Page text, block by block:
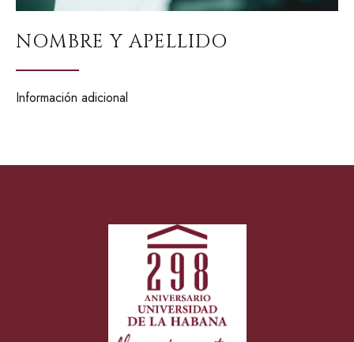
NOMBRE Y APELLIDO
Información adicional